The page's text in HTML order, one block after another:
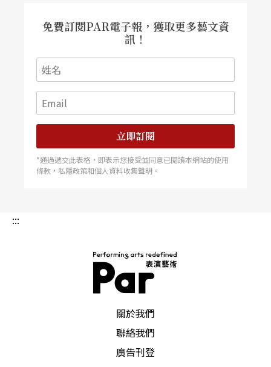
胖子浮斯塔夫。 浮斯塔夫貪生怕死、貪杯好色的
享樂利己主義，可能讓中國觀衆輕易聯想到金庸筆
下的韋小寶，這種性格被約翰生博士形容爲「理智
以奔跑快速上下場，由平劇身段及西方演技方法中
尋找、建立的獨立表演系統，也在舞台上表現爲淸
北》、《雅克和他的主人》及《三個乖張女人所共
同撰寫的詞不達意的女性論文》。她認爲，每一齣
工事景觀，讓台灣隨處可見的真實場景，襯托出古
典歷史的現實性。靳萍萍的服裝設計也向當代時尚
線條取法。相對的，演員的臉部化妝則片段取材、
變造平劇臉譜，但已脫離定型的傳統模式，而成爲
角色特質的投射。以種種既成符號的重組，具像化
及導演的馬汀尼説，莎劇的表演迫切需要超乎寫實
的風格，尤其在動作上，及口白的韻味上，都不是
寫實的細節模擬、情緒再現可以爲功。幫助學生走
出寫實風格的窠臼，掌握整體意旨的詮釋，戲劇既
然是扮演，自然「
免費訂閱PAR電子報，獲取更多藝文資
訊！
立即訂閱
*通過遞交此表格，即表示您接受並同意已閱讀本網站的使用
條款，私隱政策和個人資料收集聲明。
:::
關於我們
聯絡我們
廣告刊登